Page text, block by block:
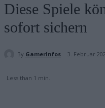
Diese Spiele
sofort sichern
By GamerInfos 3. Februar
Less than 1 min.